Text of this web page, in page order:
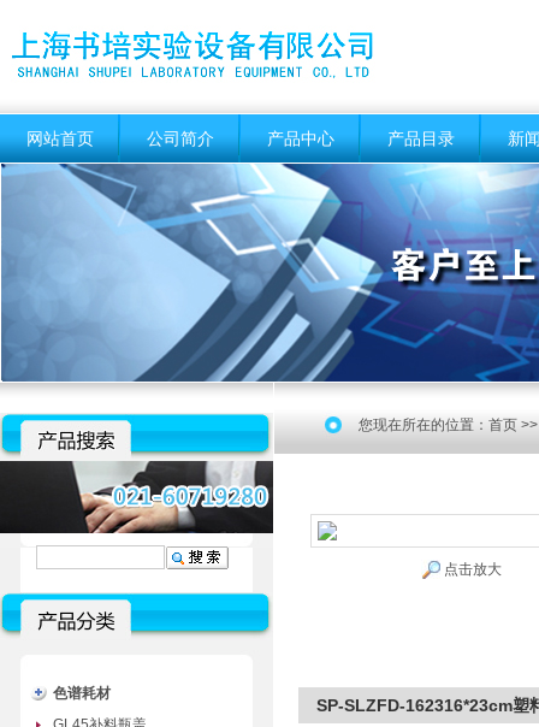
网站首页 公司简介 产品中心 产品目录 新
色谱耗材
您现在所在的位置： 首页
点击放大
SP-SLZFD-162316*23cm塑